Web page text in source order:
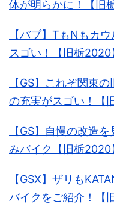
体が明らかに！【旧
【バブ】TもNもカ
スゴい！【旧栃2020
【GS】これぞ関東
の充実がスゴい！【
【GS】自慢の改造
みバイク【旧栃2020
【GSX】ザリも
バイクをご紹介！【